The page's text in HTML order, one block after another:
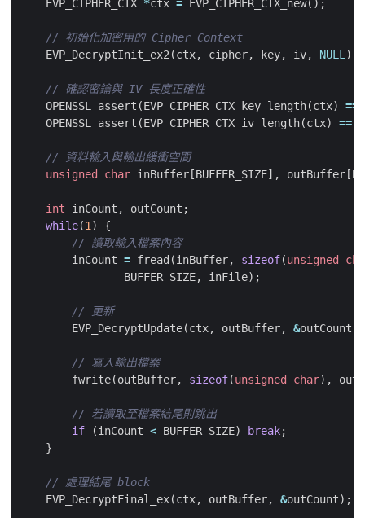
EVP_CIPHER_CTX *ctx = EVP_CIPHER_CTX_new();
EVP_DecryptInit_ex2(ctx, cipher, key, iv, NULL);
OPENSSL_assert (EVP_CIPHER_CTX_key_length(ctx)
==
OPENSSL_assert (EVP_CIPHER_CTX_iv_length(ctx) ==
unsigned
char inBuffer [BUFFER_SIZE], outBuffer [
int inCount , outCount ;
while(1)
{
inCount = fread (inBuffer, sizeof(unsigned
BUFFER_SIZE, inFile);
EVP_DecryptUpdate(ctx, outBuffer, &outCount
fwrite(outBuffer, sizeof(unsigned char),
if
(inCount < BUFFER_SIZE) break;
}
EVP_DecryptFinal_ex(ctx, outBuffer, &outCount);